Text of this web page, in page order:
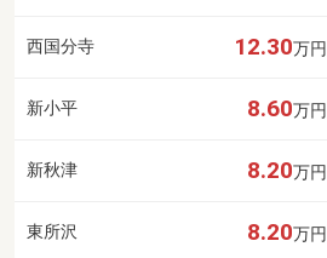
西国分寺 12.30万円
新小平 8.60万円
新秋津 8.20万円
東所沢 8.20万円